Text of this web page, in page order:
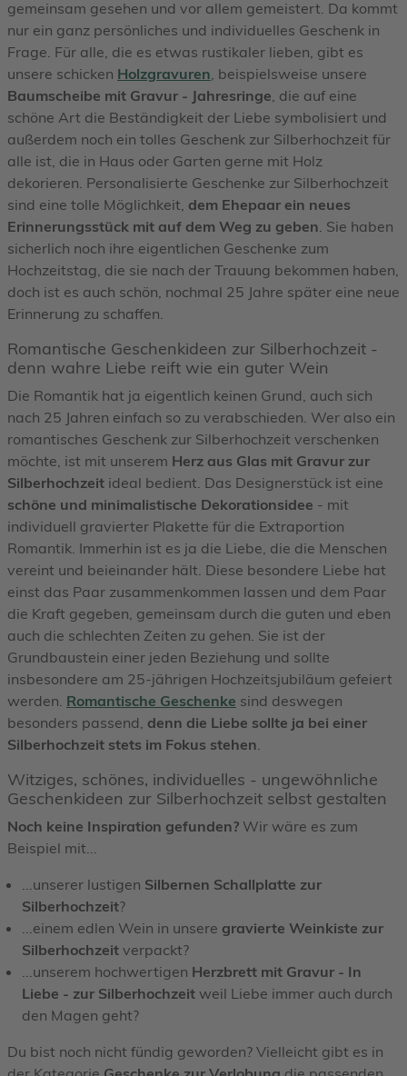
gemeinsam gesehen und vor allem gemeistert. Da kommt
nur ein ganz persönliches und individuelles Geschenk in
Frage. Für alle, die es etwas rustikaler lieben, gibt es
unsere schicken Holzgravuren , beispielsweise unsere
Baumscheibe mit Gravur - Jahresringe , die auf eine
schöne Art die Beständigkeit der Liebe symbolisiert und
außerdem noch ein tolles Geschenk zur Silberhochzeit für
alle ist, die in Haus oder Garten gerne mit Holz
dekorieren. Personalisierte Geschenke zur Silberhochzeit
sind eine tolle Möglichkeit, dem Ehepaar ein neues
Erinnerungsstück mit auf dem Weg zu geben . Sie haben
sicherlich noch ihre eigentlichen Geschenke zum
Hochzeitstag, die sie nach der Trauung bekommen haben,
doch ist es auch schön, nochmal 25 Jahre später eine neue
Erinnerung zu schaffen.
Romantische Geschenkideen zur Silberhochzeit -
denn wahre Liebe reift wie ein guter Wein
Die Romantik hat ja eigentlich keinen Grund, auch sich
nach 25 Jahren einfach so zu verabschieden. Wer also ein
romantisches Geschenk zur Silberhochzeit verschenken
möchte, ist mit unserem Herz aus Glas mit Gravur zur
Silberhochzeit ideal bedient. Das Designerstück ist eine
schöne und minimalistische Dekorationsidee - mit
individuell gravierter Plakette für die Extraportion
Romantik. Immerhin ist es ja die Liebe, die die Menschen
vereint und beieinander hält. Diese besondere Liebe hat
einst das Paar zusammenkommen lassen und dem Paar
die Kraft gegeben, gemeinsam durch die guten und eben
auch die schlechten Zeiten zu gehen. Sie ist der
Grundbaustein einer jeden Beziehung und sollte
insbesondere am 25-jährigen Hochzeitsjubiläum gefeiert
werden. Romantische Geschenke sind deswegen
besonders passend, denn die Liebe sollte ja bei einer
Silberhochzeit stets im Fokus stehen
Witziges, schönes, individuelles - ungewöhnliche
Geschenkideen zur Silberhochzeit selbst gestalten
Noch keine Inspiration gefunden? Wir wäre es zum
Beispiel mit...
...unserer lustigen Silbernen Schallplatte zur
Silberhochzeit?
...einem edlen Wein in unsere gravierte Weinkiste zur
Silberhochzeit verpackt?
...unserem hochwertigen Herzbrett mit Gravur - In
Liebe - zur Silberhochzeit weil Liebe immer auch durch
den Magen geht?
Du bist noch nicht fündig geworden? Vielleicht gibt es in